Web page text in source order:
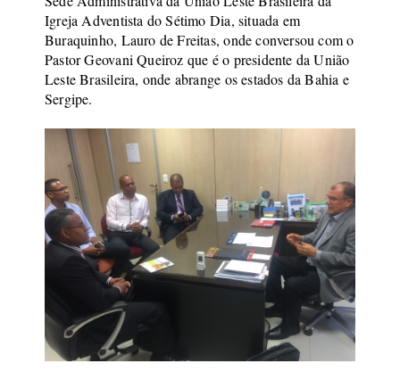
Igreja Adventista do Sétimo Dia, situada em
Buraquinho, Lauro de Freitas, onde conversou com o
Pastor Geovani Queiroz que é o presidente da União
Leste Brasileira, onde abrange os estados da Bahia e
Sergipe.